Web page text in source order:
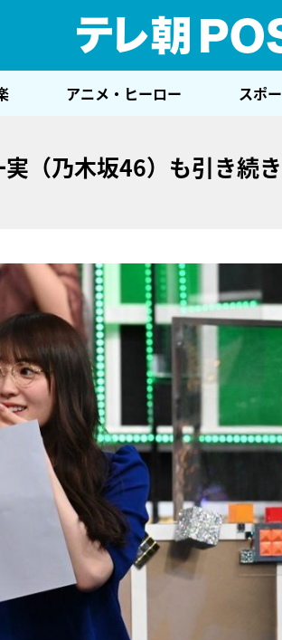
アニメ・ヒーロー スポ
（乃木坂46）も引き続
『
E齋
ビュ